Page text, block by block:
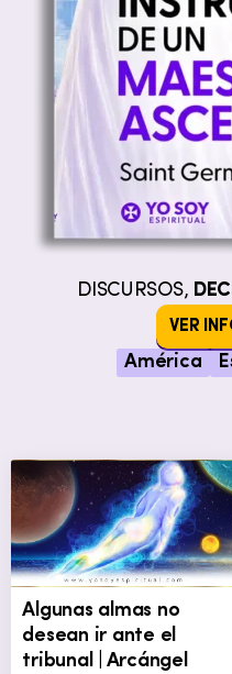
DISCURSOS,
VER
América
Algunas almas no
desean ir ante el
tribunal | Arcángel